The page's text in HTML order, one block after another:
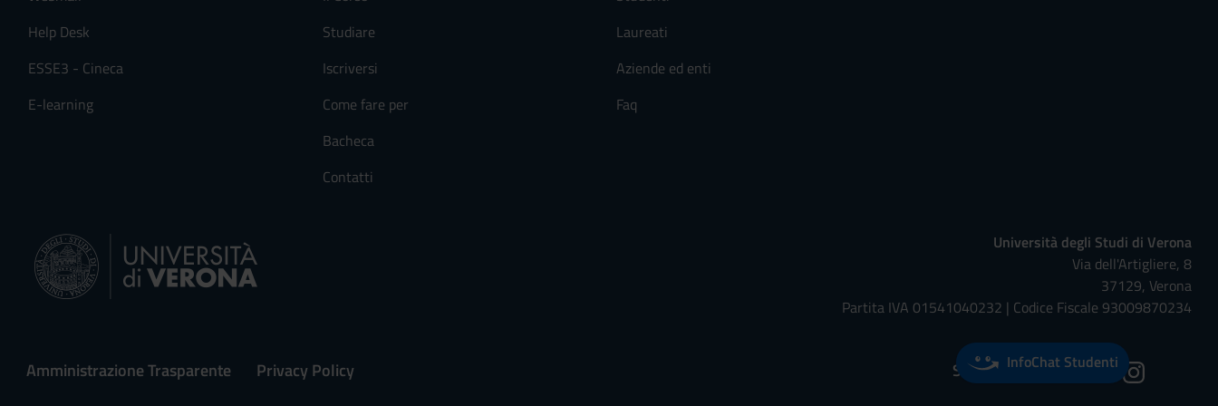
Help Desk
ESSE3 - Cineca
E-learning
Studiare
Iscriversi
Come fare per
Bacheca
Contatti
Laureati
Aziende ed enti
Faq
Università degli Studi di Verona
Via dell'Artigliere, 8
37129, Verona
Partita IVA 01541040232 | Codice Fiscale 93009870234
Amministrazione Trasparente Privacy Policy Seguici su:InfoChat Studenti